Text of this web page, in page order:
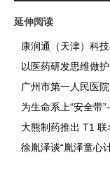
延伸阅读
康润通（天津）科
以医药研发思维做
广州市第一人民医
为生命系上“安全
大熊制药推出 T1
徐胤泽谈“胤泽童心